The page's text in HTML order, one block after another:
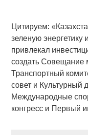
Цитируем:
зеленую энергетику
привлекал
создать Совещание
Транспортный
совет и Культурный
Международные
конгресс и Первый